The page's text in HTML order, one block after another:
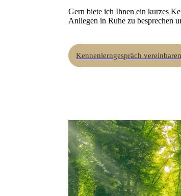
Gern biete ich Ihnen ein kurzes
Anliegen in Ruhe zu besprechen
Kennenlerngespräch vereinbaren